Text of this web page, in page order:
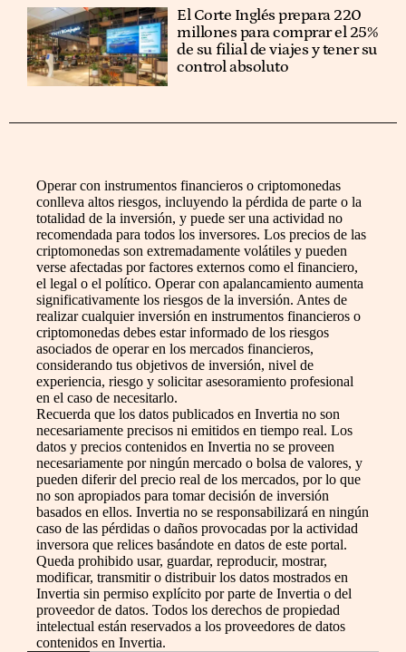
El Corte Inglés prepara 220
millones para comprar el 25%
de su filial de viajes y tener su
control absoluto
Operar con instrumentos financieros o criptomonedas
conlleva altos riesgos, incluyendo la pérdida de parte o la
totalidad de la inversión, y puede ser una actividad no
recomendada para todos los inversores. Los precios de las
criptomonedas son extremadamente volátiles y pueden
verse afectadas por factores externos como el financiero,
el legal o el político. Operar con apalancamiento aumenta
significativamente los riesgos de la inversión. Antes de
realizar cualquier inversión en instrumentos financieros o
criptomonedas debes estar informado de los riesgos
asociados de operar en los mercados financieros,
considerando tus objetivos de inversión, nivel de
experiencia, riesgo y solicitar asesoramiento profesional
en el caso de necesitarlo.
Recuerda que los datos publicados en Invertia no son
necesariamente precisos ni emitidos en tiempo real. Los
datos y precios contenidos en Invertia no se proveen
necesariamente por ningún mercado o bolsa de valores, y
pueden diferir del precio real de los mercados, por lo que
no son apropiados para tomar decisión de inversión
basados en ellos. Invertia no se responsabilizará en ningún
caso de las pérdidas o daños provocadas por la actividad
inversora que relices basándote en datos de este portal.
Queda prohibido usar, guardar, reproducir, mostrar,
modificar, transmitir o distribuir los datos mostrados en
Invertia sin permiso explícito por parte de Invertia o del
proveedor de datos. Todos los derechos de propiedad
intelectual están reservados a los proveedores de datos
contenidos en Invertia.